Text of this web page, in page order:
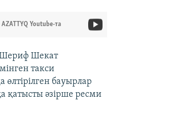
AZATTYQ Youtube-та
Шериф Шекат
такси
бауырлар
қатысты әзірше ресми